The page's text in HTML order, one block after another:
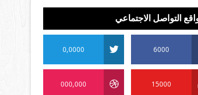
التواصل الاجتماعي
6000
0,0000
15000
000,000